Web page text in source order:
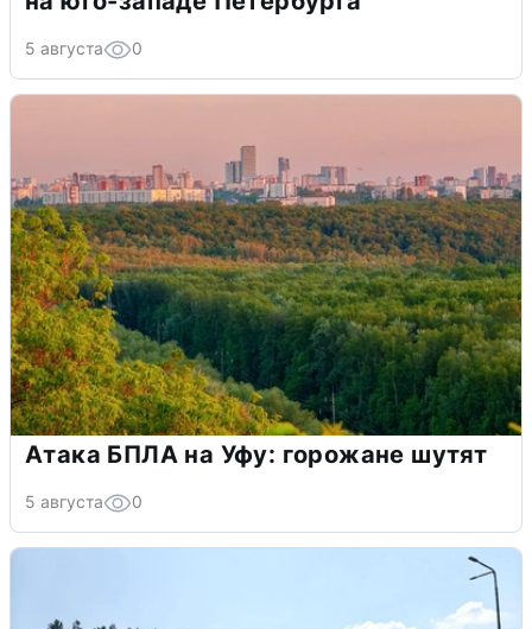
5 августа 0
Атака БПЛА на Уфу: горожане шутят
5 августа 0